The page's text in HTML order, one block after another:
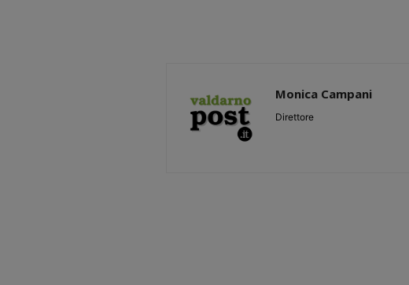
Monica Campani
Direttore